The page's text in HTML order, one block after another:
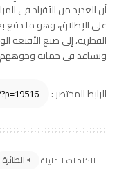
أن العديد من الأفراد في
على الإطلاق، وهو ما دفع
القطرية، إلى صنع الأقنعة
وتساعد في حماية وجوههم
الرابط المختصر :
الكلمات الدليلة الطائرة